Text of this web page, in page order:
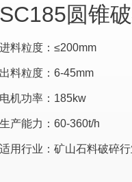
SC185圆锥
进料粒度：≤200mm
出料粒度：6-45mm
电机功率：185kw
生产能力：60-360t/h
适用行业：矿山石料破碎行